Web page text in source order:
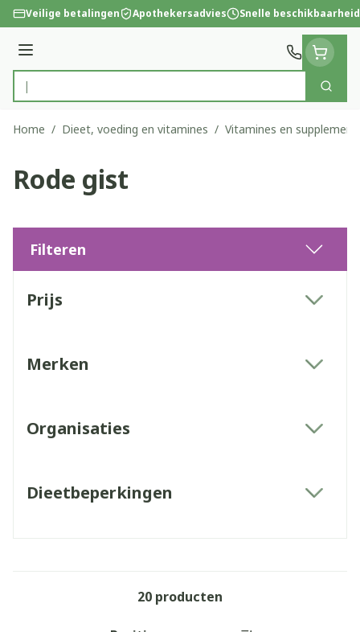
Ga naar de inhoud
Veilige betalingen Apothekersadvies Snelle beschikbaarheid
Menu
Product, merk, categorie...
Zoek
Home / Dieet, voeding en vitamines / Vitamines en
Rode gist
Filteren
Prijs
Merken
Organisaties
Dieetbeperkingen
20 producten